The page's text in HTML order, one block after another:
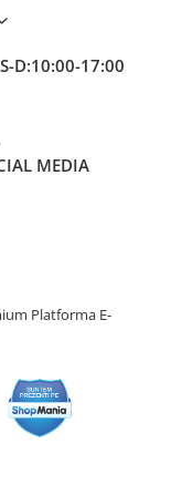
D:10:00-17:00
MEDIA
Platforma E-